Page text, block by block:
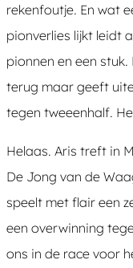
rekenfoutje. En wat
pionverlies lijkt leidt
pionnen en een
terug maar geeft
tegen tweeenhalf.
Helaas. Aris treft in
De Jong van de
speelt met flair een
een overwinning
ons in de race voor